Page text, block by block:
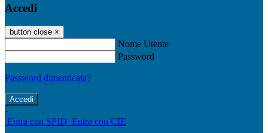
Accedi
button close ×
Nome Utente
Password
Password dimenticata?
-
Entra con SPID Entra con CIE